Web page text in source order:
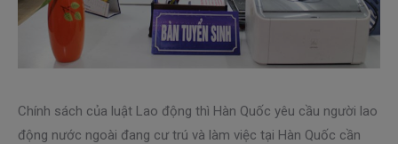
Chính sách của luật Lao động thì Hàn Quốc yêu cầu người lao
động nước ngoài đang cư trú và làm việc tại Hàn Quốc cần